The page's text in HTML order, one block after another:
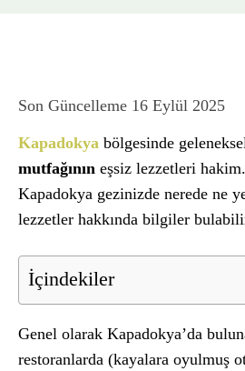
Son Güncelleme 16 Eylül 2025
Kapadokya bölgesinde
mutfağının eşsiz lezzetleri
Kapadokya gezinizde nerede ne
lezzetler hakkında bilgiler
İçindekiler
Genel olarak Kapadokya’da
restoranlarda (kayalara oyulmuş